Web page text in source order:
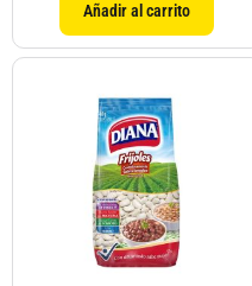
Añadir al carrito